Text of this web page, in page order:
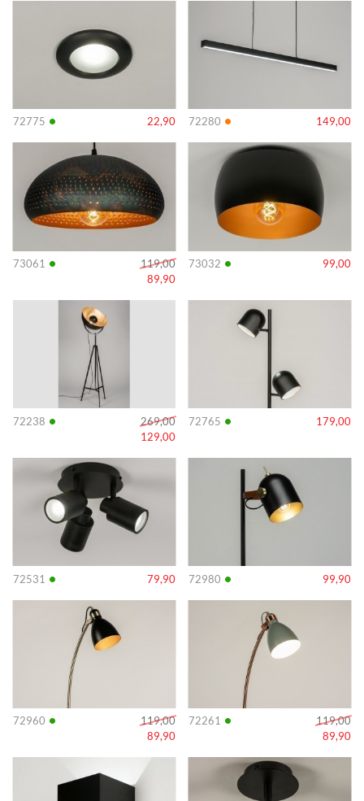
72775 • 22,90
Info
72280 • 149,00
Info
73061 •
119,00
89,90
Info
73032 • 99,00
Info
72238 •
269,00
129,00
Info
72765 • 179,00
Info
72531 • 79,90
Info
72980 • 99,90
Info
72960 •
119,00
89,90
Info
72261 •
119,00
89,90
Info
Info Info